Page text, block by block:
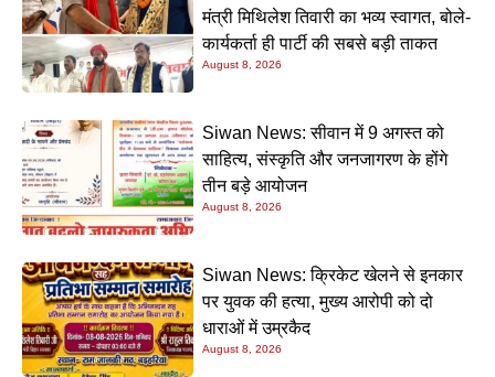
मंत्री मिथिलेश तिवारी का भव्य स्वागत, बोले-
कार्यकर्ता ही पार्टी की सबसे बड़ी ताकत
August 8, 2026
Siwan News: सीवान में 9 अगस्त को
साहित्य, संस्कृति और जनजागरण के होंगे
तीन बड़े आयोजन
August 8, 2026
Siwan News: क्रिकेट खेलने से इनकार
पर युवक की हत्या, मुख्य आरोपी को दो
धाराओं में उम्रकैद
August 8, 2026